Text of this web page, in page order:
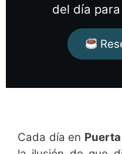
del día
Cada día en